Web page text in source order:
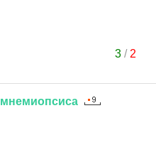
3/ 2
мнемиопсиса